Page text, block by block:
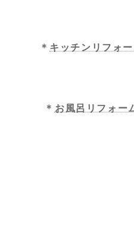
＊ キッチンリフォ
＊ お風呂リフォー